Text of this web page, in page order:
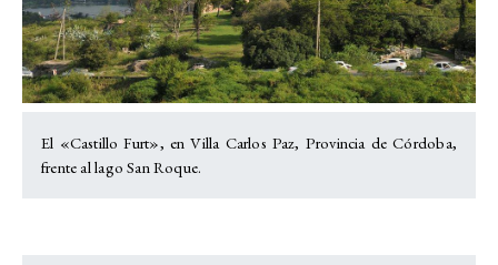
El «Castillo Furt», en Villa Carlos Paz, Provincia de Córdoba,
frente al lago San Roque.